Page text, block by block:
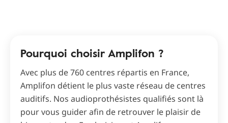
Pourquoi choisir Amplifon ?
Avec plus de 760 centres répartis en France,
Amplifon détient le plus vaste réseau de centres
auditifs. Nos audioprothésistes qualifiés sont là
pour vous guider afin de retrouver le plaisir de